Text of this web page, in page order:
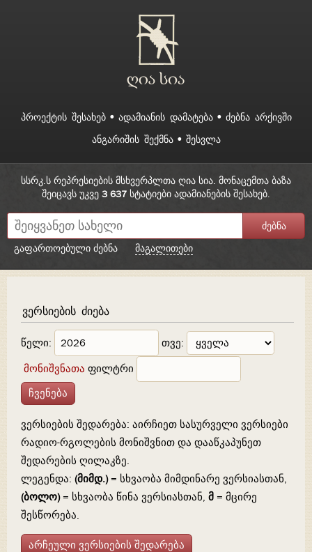
ᲞᲠᲝᲔᲥᲢᲘᲡ ᲨᲔᲡᲐᲮᲔᲑ ᲐᲓᲐᲛᲘᲐᲜᲘᲡ ᲓᲐᲛᲐᲢᲔᲑᲐ ᲫᲔᲑᲜᲐ ᲐᲠᲥᲘᲕᲨᲘ
ᲐᲜᲒᲐᲠᲘᲨᲘᲡ ᲨᲔᲥᲛᲜᲐ ᲨᲔᲡᲕᲚᲐ
სსრკ.ს რეპრესიების მსხვერპლთა ღია სია. მონაცემთა ბაზა
შეიცავს უკვე 3 637 სტატიები ადამიანების შესახებ.
გაფართოებული ძებნა მაგალითები
ვერსიების ძიება
წელი:
თვე:
მონიშვნათა ფილტრი
ვერსიების შედარება: აირჩიეთ სასურველი ვერსიები
რადიო-რგოლების მონიშვნით და დააწკაპუნეთ
შედარების ღილაკზე.
ლეგენდა: (მიმდ.)= სხვაობა მიმდინარე ვერსიასთან,
(ბოლო)= სხვაობა წინა ვერსიასთან, მ = მცირე
შესწორება.